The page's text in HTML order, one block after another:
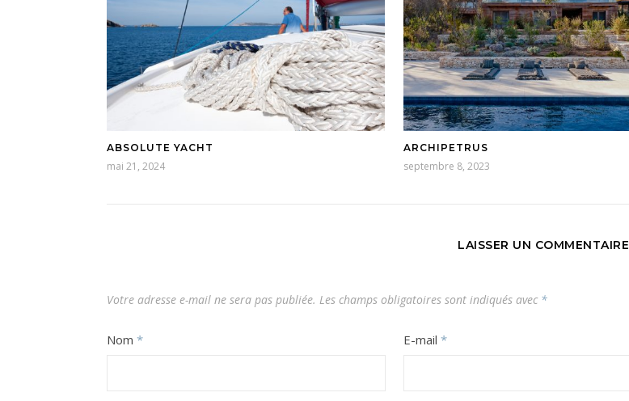
ABSOLUTE YACHT
mai 21, 2024
ARCHIPETRUS
septembre 8, 2023
LAISSER UN COMMENTAIRE
Votre adresse e-mail ne sera pas publiée. Les champs obligatoires sont indiqués avec *
Nom * E-mail*